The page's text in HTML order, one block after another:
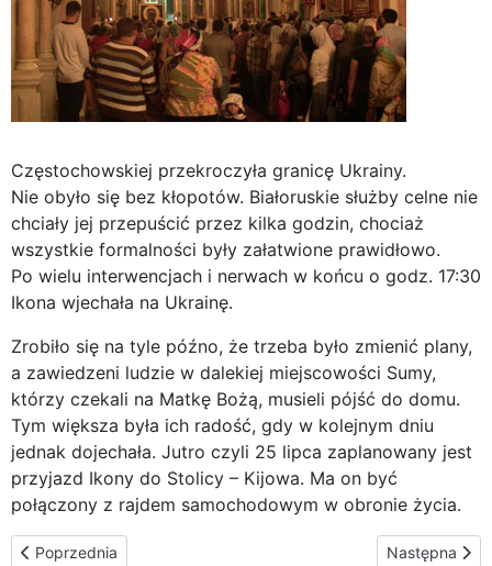
Częstochowskiej przekroczyła granicę Ukrainy.
Nie obyło się bez kłopotów. Białoruskie służby celne nie
chciały jej przepuścić przez kilka godzin, chociaż
wszystkie formalności były załatwione prawidłowo.
Po wielu interwencjach i nerwach w końcu o godz. 17:30
Ikona wjechała na Ukrainę.
Zrobiło się na tyle późno, że trzeba było zmienić plany,
a zawiedzeni ludzie w dalekiej miejscowości Sumy,
którzy czekali na Matkę Bożą, musieli pójść do domu.
Tym większa była ich radość, gdy w kolejnym dniu
jednak dojechała. Jutro czyli 25 lipca zaplanowany jest
przyjazd Ikony do Stolicy – Kijowa. Ma on być
połączony z rajdem samochodowym w obronie życia.
Poprzednia strona: W asyście policji Matka Boża wędruje I
Poprzednia Następna
Następna